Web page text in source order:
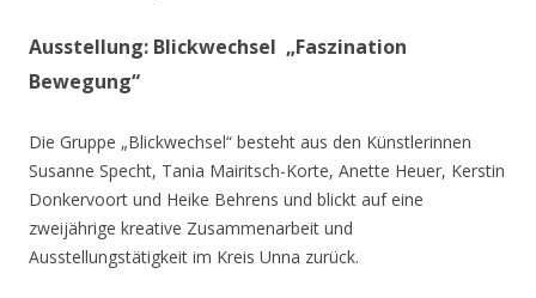
Ausstellung: Blickwechsel „Faszination
Bewegung“
Die Gruppe „Blickwechsel“ besteht aus den Künstlerinnen
Susanne Specht, Tania Mairitsch-Korte, Anette Heuer, Kerstin
Donkervoort und Heike Behrens und blickt auf eine
zweijährige kreative Zusammenarbeit und
Ausstellungstätigkeit im Kreis Unna zurück.